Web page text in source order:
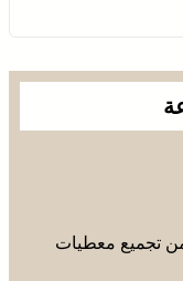
تجميع معطيات